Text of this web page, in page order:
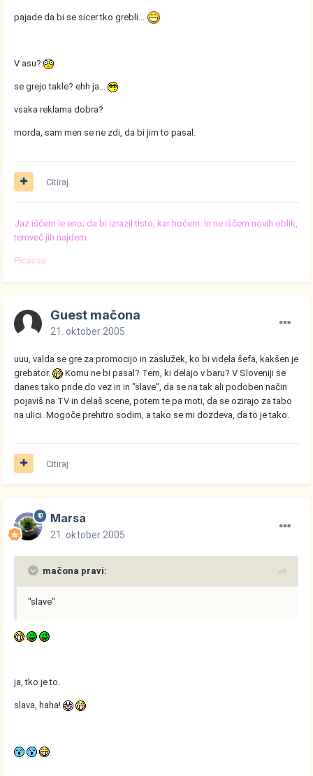
pajade da bi se sicer tko grebli...
V asu?
se grejo takle? ehh ja...
vsaka reklama dobra?
morda, sam men se ne zdi, da bi jim to pasal.
Citiraj
Jaz iščem le eno; da bi izrazil tisto, kar hočem. In ne iščem novih oblik,
temveč jih najdem.
Picasso
Guest mačona
21. oktober 2005
uuu, valda se gre za promocijo in zaslužek, ko bi videla šefa, kakšen je
grebator.
Komu ne bi pasal? Tem, ki delajo v baru? V Sloveniji se
danes tako pride do vez in in "slave", da se na tak ali podoben način
pojaviš na TV in delaš scene, potem te pa moti, da se ozirajo za tabo
na ulici. Mogoče prehitro sodim, a tako se mi dozdeva, da to je tako.
Citiraj
Marsa
21. oktober 2005
mačona pravi:
"slave"
ja, tko je to.
slava, haha!